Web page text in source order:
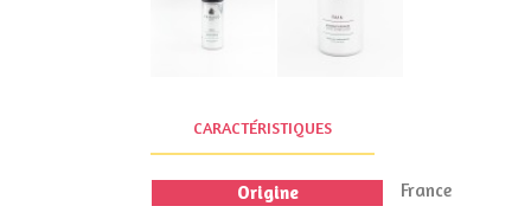
CARACTÉRISTIQUES
Origine France